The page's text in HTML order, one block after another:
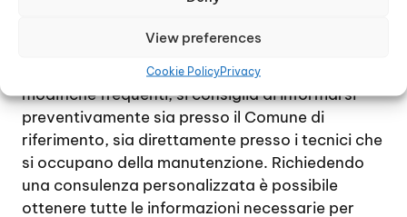
View preferences
Cookie PolicyPrivacy
Tuttavia, trattandosi di norme soggette a
modifiche frequenti, si consiglia di informarsi
preventivamente sia presso il Comune di
riferimento, sia direttamente presso i tecnici che
si occupano della manutenzione. Richiedendo
una consulenza personalizzata è possibile
ottenere tutte le informazioni necessarie per